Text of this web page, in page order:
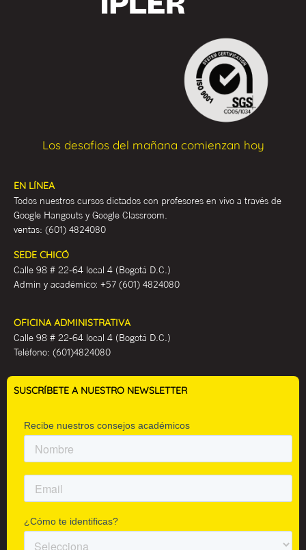
Los desafios del mañana comienzan hoy
EN LÍNEA
Todos nuestros cursos dictados con profesores en vivo a través de
Google Hangouts y Google Classroom.
ventas: (601) 4824080
SEDE CHICÓ
Calle 98 # 22-64 local 4 (Bogotá D.C.)
Admin y académico: +57 (601) 4824080
OFICINA ADMINISTRATIVA
Calle 98 # 22-64 local 4 (Bogotá D.C.)
Teléfono: (601)4824080
SUSCRÍBETE A NUESTRO NEWSLETTER